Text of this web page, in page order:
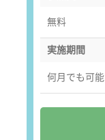
無料
実施期間
何月でも可